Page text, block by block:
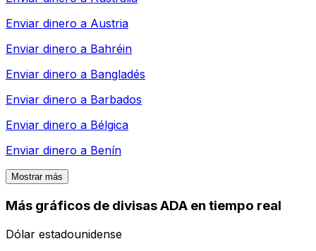
Enviar dinero a Austria
Enviar dinero a Bahréin
Enviar dinero a Bangladés
Enviar dinero a Barbados
Enviar dinero a Bélgica
Enviar dinero a Benín
Mostrar más
Más gráficos de divisas ADA en tiempo real
Dólar estadounidense